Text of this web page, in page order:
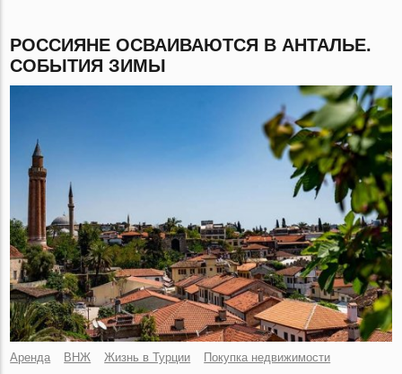
РОССИЯНЕ ОСВАИВАЮТСЯ В АНТАЛЬЕ.
СОБЫТИЯ ЗИМЫ
Аренда ВНЖ Жизнь в Турции Покупка недвижимости